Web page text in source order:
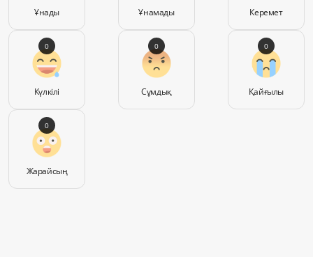
Ұнады Ұнамады Керемет
Күлкілі
0
Сұмдық
0
Қайғылы
0
Жарайсың
0